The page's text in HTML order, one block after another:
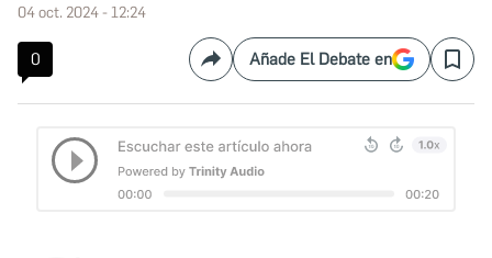
04 oct. 2024 - 12:24
0 CompartirAñade El Debate en Save